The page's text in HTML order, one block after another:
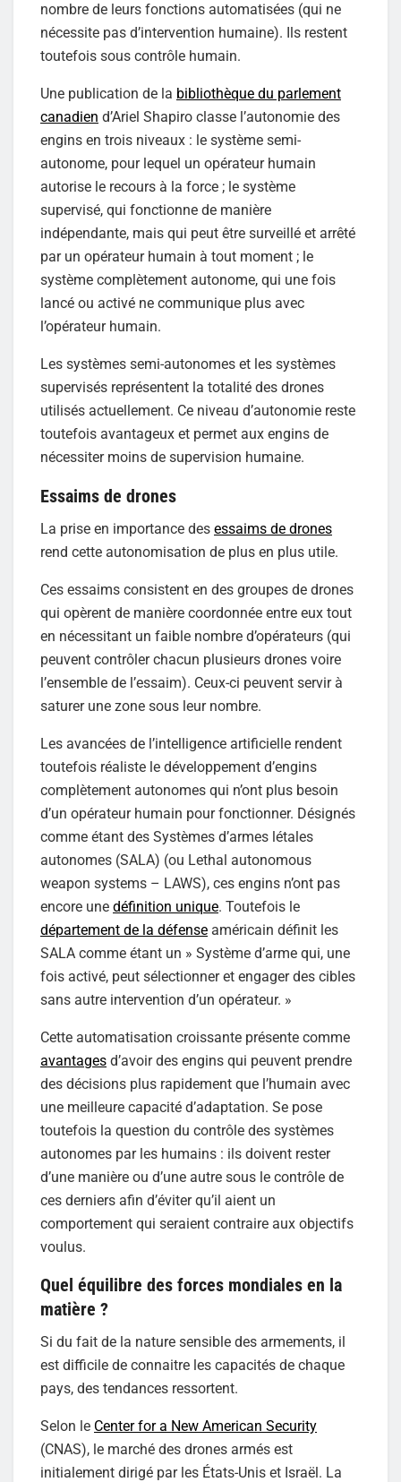
nombre de leurs fonctions automatisées (qui ne
nécessite pas d’intervention humaine). Ils restent
toutefois sous contrôle humain.
Une publication de la bibliothèque du parlement
canadien d’Ariel Shapiro classe l’autonomie des
engins en trois niveaux : le système semi-
autonome, pour lequel un opérateur humain
autorise le recours à la force ; le système
supervisé, qui fonctionne de manière
indépendante, mais qui peut être surveillé et arrêté
par un opérateur humain à tout moment ; le
système complètement autonome, qui une fois
lancé ou activé ne communique plus avec
l’opérateur humain.
Les systèmes semi-autonomes et les systèmes
supervisés représentent la totalité des drones
utilisés actuellement. Ce niveau d’autonomie reste
toutefois avantageux et permet aux engins de
nécessiter moins de supervision humaine.
Essaims de drones
La prise en importance des essaims de drones
rend cette autonomisation de plus en plus utile.
Ces essaims consistent en des groupes de drones
qui opèrent de manière coordonnée entre eux tout
en nécessitant un faible nombre d’opérateurs (qui
peuvent contrôler chacun plusieurs drones voire
l’ensemble de l’essaim). Ceux-ci peuvent servir à
saturer une zone sous leur nombre.
Les avancées de l’intelligence artificielle rendent
toutefois réaliste le développement d’engins
complètement autonomes qui n’ont plus besoin
d’un opérateur humain pour fonctionner. Désignés
comme étant des Systèmes d’armes létales
autonomes (SALA) (ou Lethal autonomous
weapon systems – LAWS), ces engins n’ont pas
encore une définition unique. Toutefois le
département de la défense américain définit les
SALA comme étant un » Système d’arme qui, une
fois activé, peut sélectionner et engager des cibles
sans autre intervention d’un opérateur. »
Cette automatisation croissante présente comme
avantages d’avoir des engins qui peuvent prendre
des décisions plus rapidement que l’humain avec
une meilleure capacité d’adaptation. Se pose
toutefois la question du contrôle des systèmes
autonomes par les humains : ils doivent rester
d’une manière ou d’une autre sous le contrôle de
ces derniers afin d’éviter qu’il aient un
comportement qui seraient contraire aux objectifs
voulus.
Quel équilibre des forces mondiales en la
matière ?
Si du fait de la nature sensible des armements, il
est difficile de connaitre les capacités de chaque
pays, des tendances ressortent.
Selon le Center for a New American Security
(CNAS), le marché des drones armés est
initialement dirigé par les États-Unis et Israël. La